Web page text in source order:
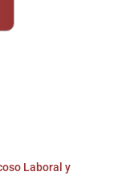
Laboral y